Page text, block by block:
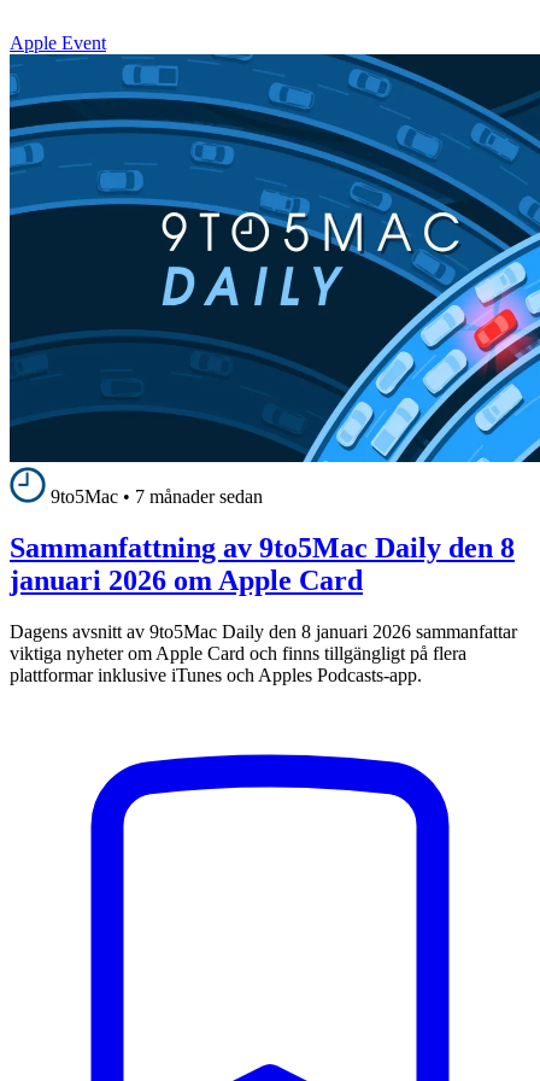
Apple Event
9to5Mac • 7 månader sedan
Sammanfattning av 9to5Mac Daily den 8
januari 2026 om Apple Card
Dagens avsnitt av 9to5Mac Daily den 8 januari 2026 sammanfattar
viktiga nyheter om Apple Card och finns tillgängligt på flera
plattformar inklusive iTunes och Apples Podcasts-app.